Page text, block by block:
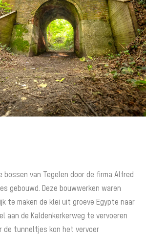
bossen van Tegelen door de firma Alfred
gebouwd. Deze bouwwerken waren
te maken de klei uit groeve Egypte naar
aan de Kaldenkerkerweg te vervoeren
de tunneltjes kon het vervoer